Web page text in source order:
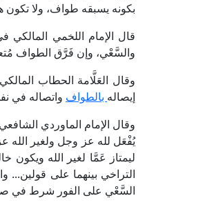
بكونه يسبقه طواف، ولا تكون
قال الإمام اللخمي المالكي في "التبصرة" (3/ 1188، ط. وزارة
والسَّعْي، وإن فَرَّق الطواف
إيصاله بالطواف واتصاله في
وقال الإمام الماوردي الشافعي في "الحاوي الكبير"
يُفْعَل لله عز وجل ولغير الله
ليمتاز عَمَّا لغير الله
التراخي بينهما على قولين...
السَّعْي على الفور شرط في